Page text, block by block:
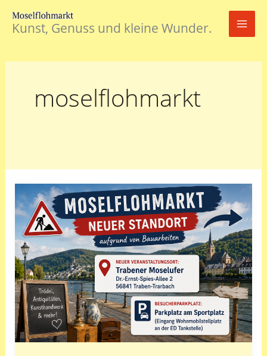
Inhalt
springen
Kunst, Genuss und kleine Wunder.
moselflohmarkt